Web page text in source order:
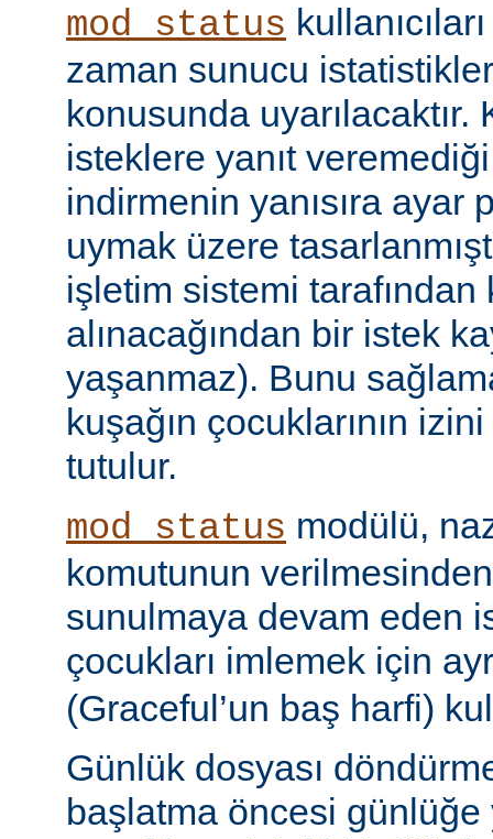
mod_status
zaman sunucu
konusunda
isteklere yanıt
indirmenin yanısıra ayar
uymak üzere
işletim sistemi tarafından
alınacağından bir istek
yaşanmaz). Bunu
kuşağın çocuklarının
tutulur.
mod_status modülü,
komutunun
sunulmaya devam eden
çocukları imlemek için
(Graceful’un baş harfi)
Günlük dosyası
başlatma öncesi